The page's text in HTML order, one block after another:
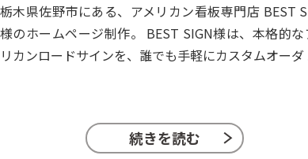
栃木県佐野市にある、アメリカン看板専門店 BEST
様のホームページ制作。 BEST SIGN様は、本格的な
リカンロードサインを、誰でも手軽にカスタムオーダ
続きを読む